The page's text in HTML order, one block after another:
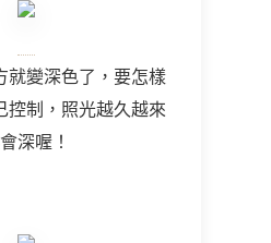
就變深色了，要怎樣
控制，照光越久越來
深喔！